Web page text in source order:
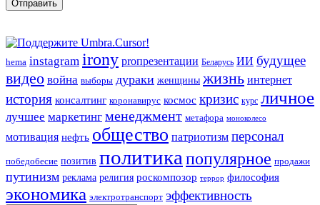
hema instagram irony proпрезентации Беларусь ИИ будущее
видео война выборы дураки женщины жизнь интернет
история консалтинг коронавирус космос кризис курс личное
лучшее маркетинг менеджмент метафора моноколесо
мотивация нефть общество патриотизм персонал
победобесие позитив политика популярное продажи
путинизм реклама религия роскомпозор террор философия
экономика электротранспорт эффективность